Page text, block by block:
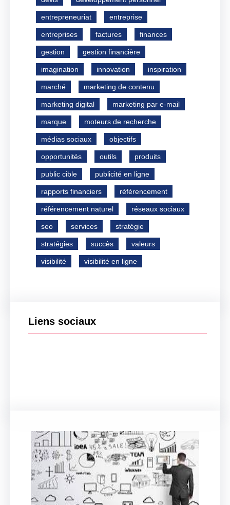
entrepreneuriat entreprise
entreprises factures finances
gestion gestion financière
imagination innovation inspiration
marché marketing de contenu
marketing digital marketing par e-mail
marque moteurs de recherche
médias sociaux objectifs
opportunités outils produits
public cible publicité en ligne
rapports financiers référencement
référencement naturel réseaux sociaux
seo services stratégie
stratégies succès valeurs
visibilité visibilité en ligne
Liens sociaux